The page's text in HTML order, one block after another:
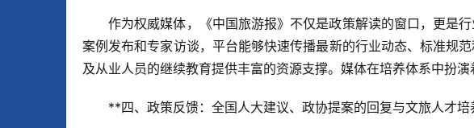
作为权威媒体，《中国旅游报》不仅是政策解读的窗口，更是
案例发布和专家访谈，平台能够快速传播最新的行业动态、标准规
及从业人员的继续教育提供丰富的资源支撑。媒体在培养体系中扮演
**四、政策反馈：全国人大建议、政协提案的回复与文旅人才